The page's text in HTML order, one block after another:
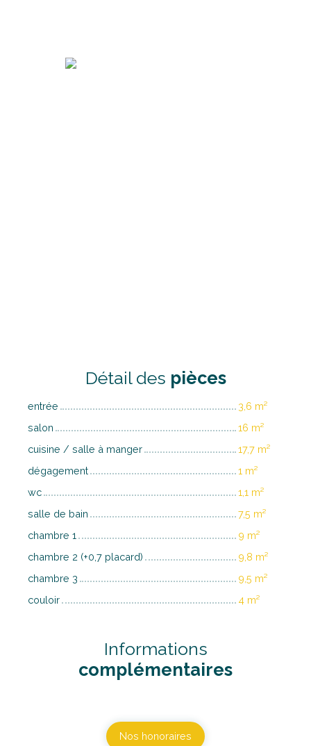
Détail des pièces
entrée
3,6 m²
salon
16 m²
cuisine / salle à manger
17,7 m²
dégagement
1 m²
wc
1,1 m²
salle de bain
7,5 m²
chambre 1
9 m²
chambre 2 (+0,7 placard)
9,8 m²
chambre 3
9,5 m²
couloir
4 m²
Informations
complémentaires
Nos honoraires